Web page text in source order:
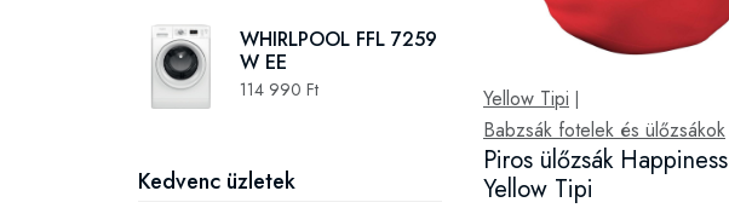
WHIRLPOOL FFL 7259
W EE
114 990 Ft
Kedvenc üzletek
Yellow Tipi |
Babzsák fotelek és ülőzsákok
Piros ülőzsák
Yellow Tipi